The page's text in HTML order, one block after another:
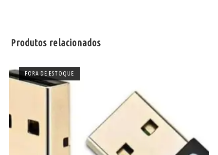
Produtos relacionados
FORA DE ESTOQUE